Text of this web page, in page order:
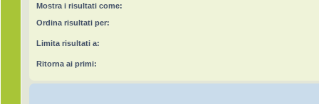
Mostra i risultati come:
Ordina risultati per:
Limita risultati a:
Ritorna ai primi: